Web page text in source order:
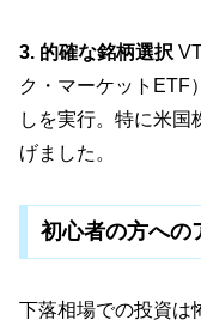
3. 的確な銘柄選択
ク・マーケットETF
しを実行。特に米国
げました。
初心者の方への
下落相場での投資は